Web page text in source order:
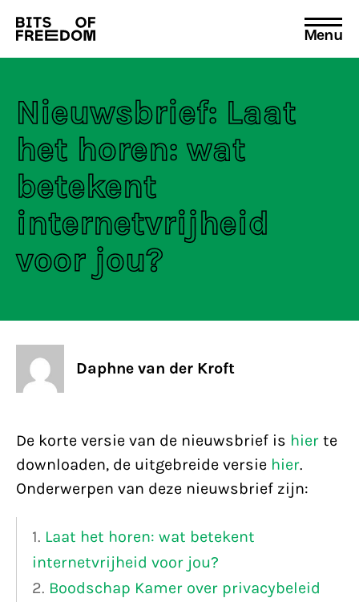
Search
for:
Menu
Nieuwsbrief: Laat
het horen: wat
betekent
internetvrijheid
voor jou?
Daphne van der Kroft
De korte versie van de nieuwsbrief is hier te
downloaden, de uitgebreide versie hier.
Onderwerpen van deze nieuwsbrief zijn:
1. Laat het horen: wat betekent
internetvrijheid voor jou?
2. Boodschap Kamer over privacybeleid